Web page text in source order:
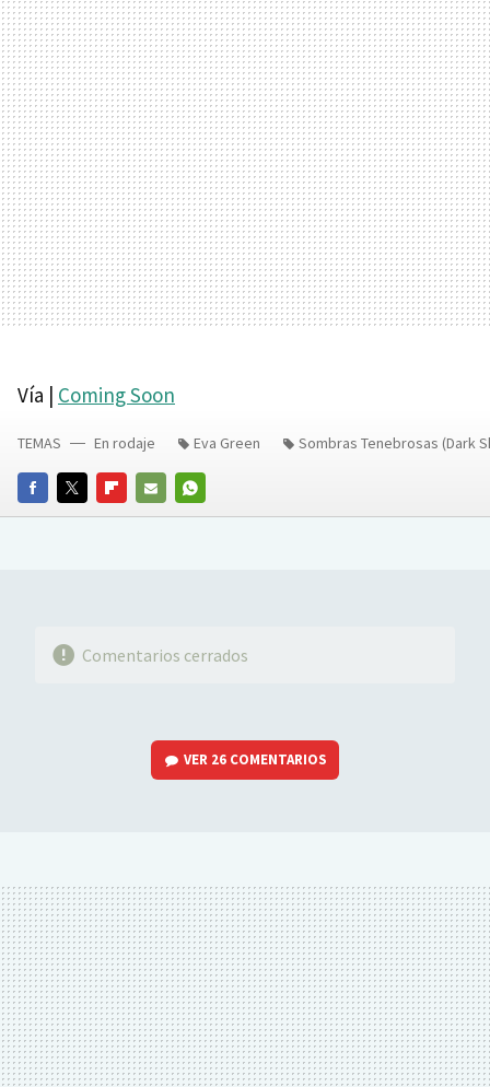
Vía | Coming Soon
FACEBOOKTWITTERFLIPBOARD
E-
WHATSAPP
TEMAS En rodaje Eva Green Sombras Tenebrosas (Dark
Comentarios cerrados
VER 26 COMENTARIOS